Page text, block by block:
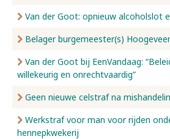
Van der Goot: opnieuw alcoholslot
Belager burgemeester(s)
Van der Goot bij EenVandaag:
willekeurig en onrechtvaardig”
Geen nieuwe celstraf na
Werkstraf voor man voor rijden
hennepkwekerij